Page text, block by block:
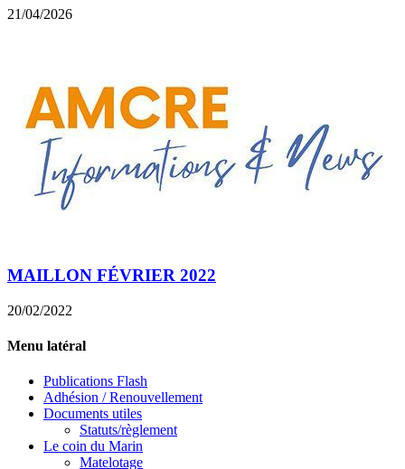
21/04/2026
MAILLON FÉVRIER 2022
20/02/2022
Menu latéral
Publications Flash
Adhésion / Renouvellement
Documents utiles
Statuts/règlement
Le coin du Marin
Matelotage